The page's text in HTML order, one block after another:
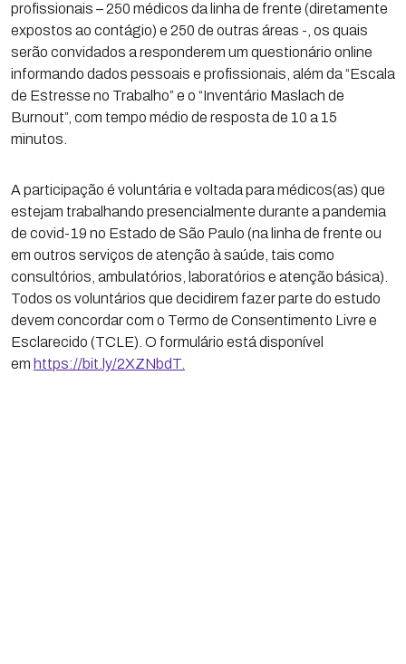
profissionais – 250 médicos da linha de frente (diretamente
expostos ao contágio) e 250 de outras áreas -, os quais
serão convidados a responderem um questionário online
informando dados pessoais e profissionais, além da “Escala
de Estresse no Trabalho” e o “Inventário Maslach de
Burnout”, com tempo médio de resposta de 10 a 15
minutos.
A participação é voluntária e voltada para médicos(as) que
estejam trabalhando presencialmente durante a pandemia
de covid-19 no Estado de São Paulo (na linha de frente ou
em outros serviços de atenção à saúde, tais como
consultórios, ambulatórios, laboratórios e atenção básica).
Todos os voluntários que decidirem fazer parte do estudo
devem concordar com o Termo de Consentimento Livre e
Esclarecido (TCLE). O formulário está disponível
em https://bit.ly/2XZNbdT